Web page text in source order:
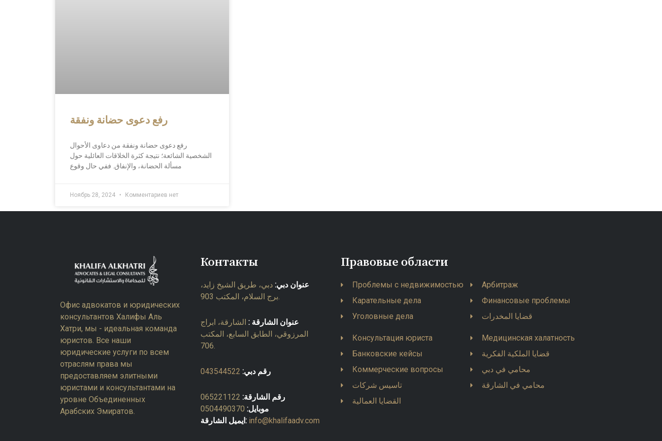
رفع دعوى حضانة ونفقة
رفع دعوى حضانة ونفقة من دعاوى الأحوال
الشخصية الشائعة؛ نتيجة كثرة الخلاقات العائلية حول
مسألة الحضانة، والإنفاق. ففي حال وقوع
Ноябрь 28, 2024 Комментариев нет
Офис адвокатов и юридических
консультантов Халифы Аль
Хатри, мы - идеальная команда
юристов. Все наши
юридические услуги по всем
отраслям права мы
предоставляем элитными
юристами и консультантами на
уровне Объединенных
Арабских Эмиратов.
Контакты
عنوان دبي: دبي، طريق الشيخ زايد،
عنوان الشارقة : الشارقة، ابراج
المرزوقي، الطابق السابع، المكتب
رقم دبي: 043544522
رقم الشارقة: 065221122
موبايل: 0504490370
ايميل الشارقة: info@khalifaadv.com
Правовые области
Проблемы с недвижимостью
Карательные дела
Уголовные дела
Консультация юриста
Банковские кейсы
Коммерческие вопросы
تاسيس شركات
القضايا العمالية
Арбитраж
Финансовые проблемы
قضايا المخدرات
Медицинская халатность
قضايا الملكية الفكرية
محامي في دبي
محامي في الشارقة